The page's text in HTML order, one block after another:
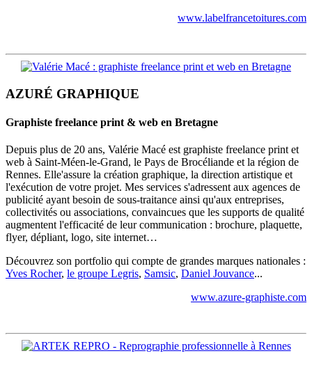
www.labelfrancetoitures.com
AZURÉ GRAPHIQUE
Graphiste freelance print & web en Bretagne
Depuis plus de 20 ans, Valérie Macé est graphiste freelance print et
web à Saint-Méen-le-Grand, le Pays de Brocéliande et la région de
Rennes. Elle'assure la création graphique, la direction artistique et
l'exécution de votre projet. Mes services s'adressent aux agences de
publicité ayant besoin de sous-traitance ainsi qu'aux entreprises,
collectivités ou associations, convaincues que les supports de qualité
augmentent l'efficacité de leur communication : brochure, plaquette,
flyer, dépliant, logo, site internet…
Découvrez son portfolio qui compte de grandes marques nationales :
Yves Rocher, le groupe Legris, Samsic, Daniel Jouvance...
www.azure-graphiste.com